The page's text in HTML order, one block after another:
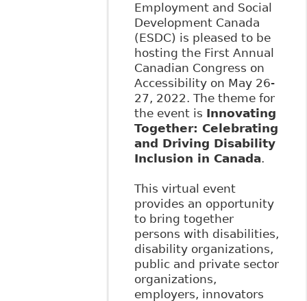
Employment and Social
Development Canada
(ESDC) is pleased to be
hosting the First Annual
Canadian Congress on
Accessibility on May 26-
27, 2022. The theme for
the event is Innovating
Together: Celebrating
and Driving Disability
Inclusion in Canada.
This virtual event
provides an opportunity
to bring together
persons with disabilities,
disability organizations,
public and private sector
organizations,
employers, innovators